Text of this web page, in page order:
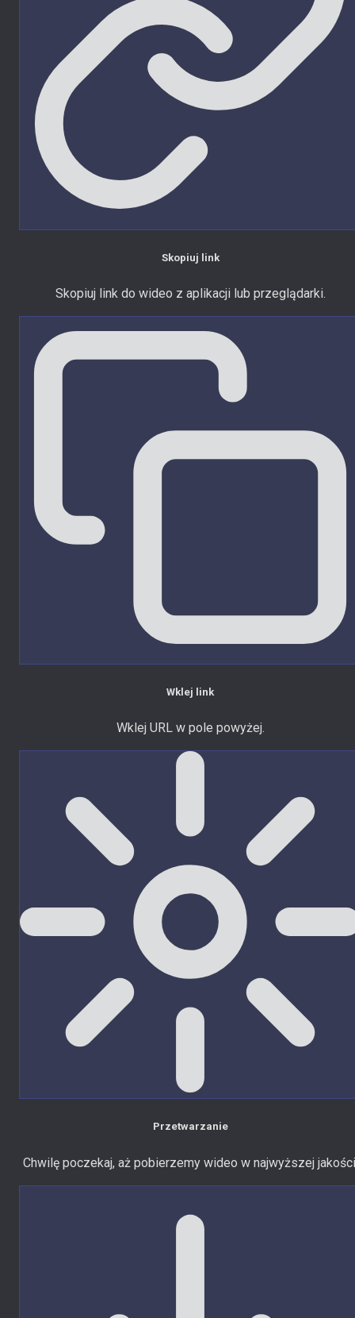
Skopiuj link
Skopiuj link do wideo z aplikacji lub przeglądarki.
Wklej link
Wklej URL w pole powyżej.
Przetwarzanie
Chwilę poczekaj, aż pobierzemy wideo w najwyższej